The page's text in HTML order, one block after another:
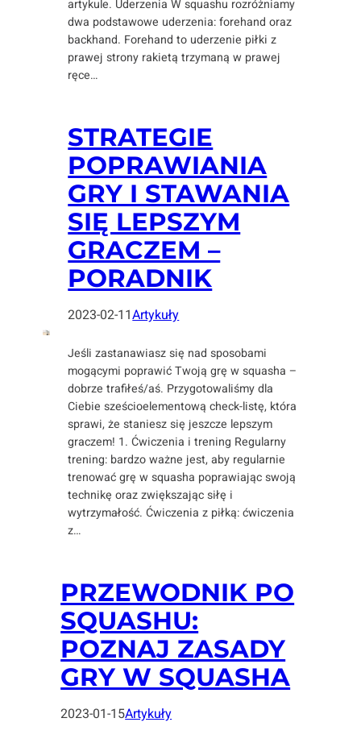
artykule. Uderzenia W squashu rozróżniamy
dwa podstawowe uderzenia: forehand oraz
backhand. Forehand to uderzenie piłki z
prawej strony rakietą trzymaną w prawej
ręce…
STRATEGIE
POPRAWIANIA
GRY I STAWANIA
SIĘ LEPSZYM
GRACZEM –
PORADNIK
2023-02-11Artykuły
Jeśli zastanawiasz się nad sposobami
mogącymi poprawić Twoją grę w squasha –
dobrze trafiłeś/aś. Przygotowaliśmy dla
Ciebie sześcioelementową check-listę, która
sprawi, że staniesz się jeszcze lepszym
graczem! 1. Ćwiczenia i trening Regularny
trening: bardzo ważne jest, aby regularnie
trenować grę w squasha poprawiając swoją
technikę oraz zwiększając siłę i
wytrzymałość. Ćwiczenia z piłką: ćwiczenia
z…
PRZEWODNIK PO
SQUASHU:
POZNAJ ZASADY
GRY W SQUASHA
2023-01-15Artykuły